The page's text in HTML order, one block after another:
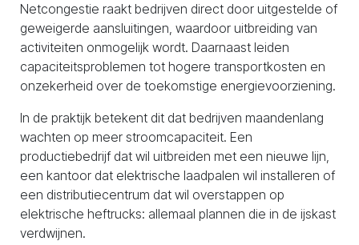
Netcongestie raakt bedrijven direct door uitgestelde of
geweigerde aansluitingen, waardoor uitbreiding van
activiteiten onmogelijk wordt. Daarnaast leiden
capaciteitsproblemen tot hogere transportkosten en
onzekerheid over de toekomstige energievoorziening.
In de praktijk betekent dit dat bedrijven maandenlang
wachten op meer stroomcapaciteit. Een
productiebedrijf dat wil uitbreiden met een nieuwe lijn,
een kantoor dat elektrische laadpalen wil installeren of
een distributiecentrum dat wil overstappen op
elektrische heftrucks: allemaal plannen die in de ijskast
verdwijnen.